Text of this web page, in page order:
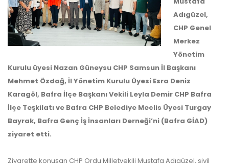
Adıgüzel,
CHP Genel
Merkez
Yönetim
Kurulu üyesi Nazan Güneysu CHP Samsun İl Başkanı
Mehmet Özdağ, İl Yönetim Kurulu Üyesi Esra Deniz
Karagöl, Bafra İlçe Başkanı Vekili Leyla Demir CHP Bafra
İlçe Teşkilatı ve Bafra CHP Belediye Meclis Üyesi Turgay
Bayrak, Bafra Genç İş İnsanları Derneği’ni (Bafra GİAD)
ziyaret etti.
Ziyarette konuşan CHP Ordu Milletvekili Mustafa Adıgüzel, sivil